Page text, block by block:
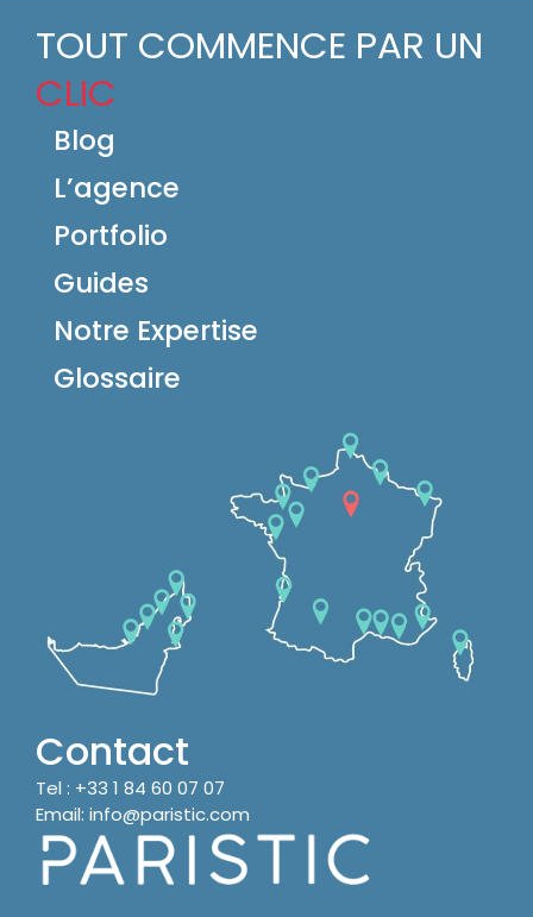
TOUT COMMENCE PAR UN
CLIC
Blog
L’agence
Portfolio
Guides
Notre Expertise
Glossaire
Contact
Tel : +33 1 84 60 07 07
Email: info@paristic.com